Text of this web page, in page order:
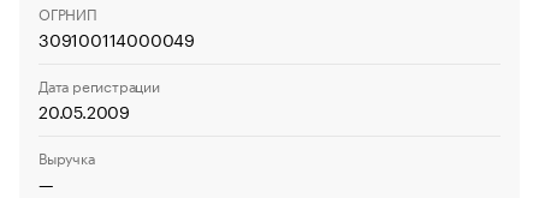
ОГРНИП
309100114000049
Дата регистрации
20.05.2009
Выручка
—